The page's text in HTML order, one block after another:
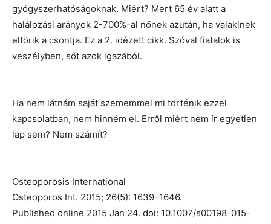
gyógyszerhatóságoknak. Miért? Mert 65 év alatt a
halálozási arányok 2-700%-al nőnek azután, ha valakinek
eltörik a csontja. Ez a 2. idézett cikk. Szóval fiatalok is
veszélyben, sőt azok igazából.
Ha nem látnám saját szememmel mi történik ezzel
kapcsolatban, nem hinném el. Erről miért nem ír egyetlen
lap sem? Nem számít?
Osteoporosis International
Osteoporos Int. 2015; 26(5): 1639–1646.
Published online 2015 Jan 24. doi: 10.1007/s00198-015-